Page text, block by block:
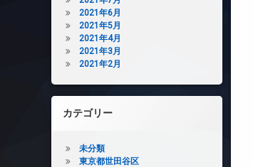
2021年6月
2021年5月
2021年4月
2021年3月
2021年2月
カテゴリー
未分類
東京都世田谷区